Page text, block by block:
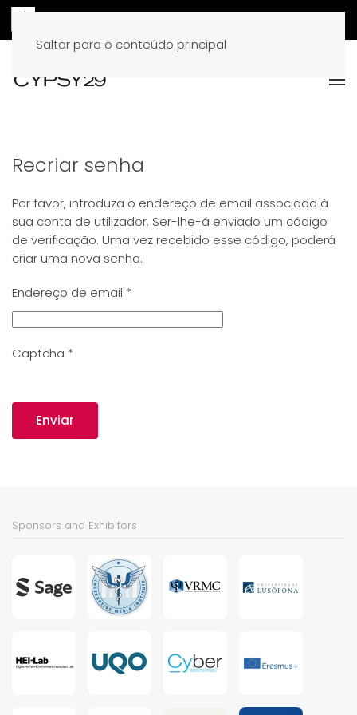
Saltar para o conteúdo principal
Recriar senha
Por favor, introduza o endereço de email associado à
sua conta de utilizador. Ser-lhe-á enviado um código
de verificação. Uma vez recebido esse código, poderá
criar uma nova senha.
Endereço de email *
Captcha *
Enviar
Sponsors and Exhibitors